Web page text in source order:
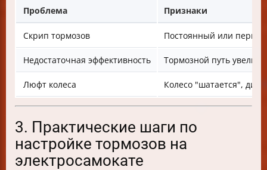
Проблема Признаки
Скрип тормозов Постоянный или
Недостаточная эффективность Тормозной путь
Люфт колеса Колесо "шатается", диск
3. Практические шаги по
настройке тормозов на
электросамокате